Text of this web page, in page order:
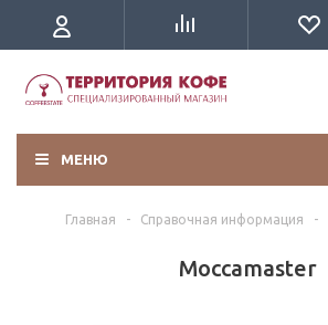
МЕНЮ
Главная - Справочная информация -
Moccamaster